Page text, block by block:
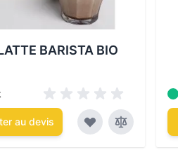
BARISTA BIO
au devis